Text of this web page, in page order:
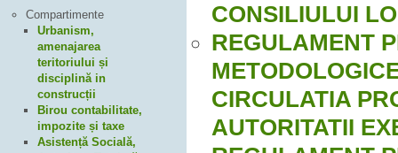
CONSILIULUI
REGULAMENT
CIRCULATIA
AUTORITATII
Compartimente
Urbanism,
amenajarea
teritoriului și
disciplină in
construcții
Birou contabilitate,
impozite și taxe
Asistență Socială,